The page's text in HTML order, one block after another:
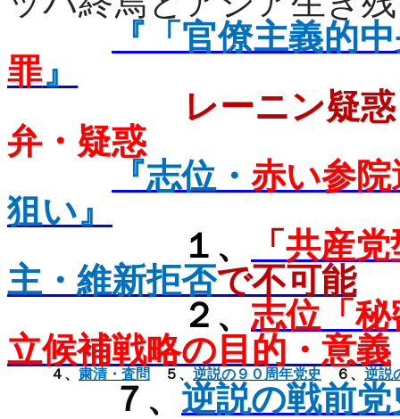
『「官僚主義的
罪』
レーニン疑惑
弁・疑惑
『志位・ 赤い参
狙い』
１、
「 共産党
主・維新拒否で不可能
２、 志位「
立候補戦略の目的・意義
４、 粛清・査問 ５、 逆説の９０周年党史 ６、 逆説
７、 逆説の戦前党